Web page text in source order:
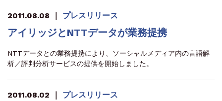
2011.08.08 ｜ プレスリリース
アイリッジとNTTデータが業務提携
NTTデータとの業務提携により、ソーシャルメディア内の言語解
析／評判分析サービスの提供を開始しました。
2011.08.02 ｜ プレスリリース